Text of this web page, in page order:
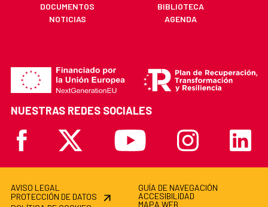
DOCUMENTOS
BIBLIOTECA
NOTICIAS
AGENDA
NUESTRAS REDES SOCIALES
Facebook X Youtube Instagram Linkedin
AVISO LEGAL
PROTECCIÓN DE DATOS
GUÍA DE NAVEGACIÓN
ACCESIBILIDAD
MAPA WEB